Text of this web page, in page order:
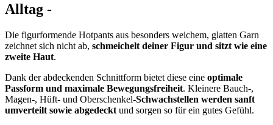
Alltag -
Die figurformende Hotpants aus besonders weichem, glatten Garn
zeichnet sich nicht ab, schmeichelt deiner Figur und sitzt wie eine
zweite Haut.
Dank der abdeckenden Schnittform bietet diese eine optimale
Passform und maximale Bewegungsfreiheit. Kleinere Bauch-,
Magen-, Hüft- und Oberschenkel-Schwachstellen werden sanft
umverteilt sowie abgedeckt und sorgen so für ein gutes Gefühl.